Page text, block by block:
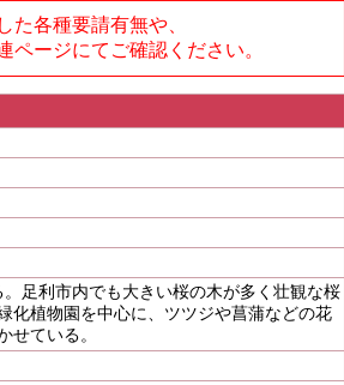
た各種要請有無や、
ージにてご確認ください。
足利市内でも大きい桜の木が多く壮観な桜
化植物園を中心に、ツツジや菖蒲などの花
せている。